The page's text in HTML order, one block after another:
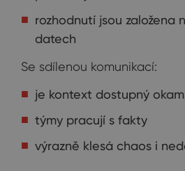
rozhodnutí jsou založena
datech
Se sdílenou komunikací:
je kontext dostupný
týmy pracují s fakty
výrazně klesá chaos i